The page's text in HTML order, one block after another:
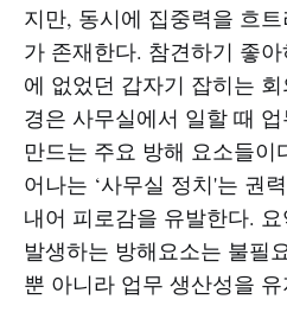
지만, 동시에 집중력을 흐
가 존재한다. 참견하기 좋
에 없었던 갑자기 잡히는
경은 사무실에서 일할 때
만드는 주요 방해 요소들이
어나는 ‘사무실 정치'는 권
내어 피로감을 유발한다.
발생하는 방해요소는 불필
뿐 아니라 업무 생산성을